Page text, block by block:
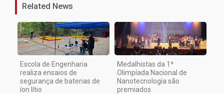
Related News
Escola de Engenharia
realiza ensaios de
segurança de baterias de
íon lítio
Medalhistas da 1ª
Olimpíada Nacional de
Nanotecnologia são
premiados